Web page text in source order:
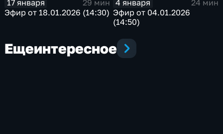
17 января
29 мин
Эфир от 18.01.2026 (14:30)
4 января
24 мин
Эфир от 04.01.2026
(14:50)
Ещеинтересное